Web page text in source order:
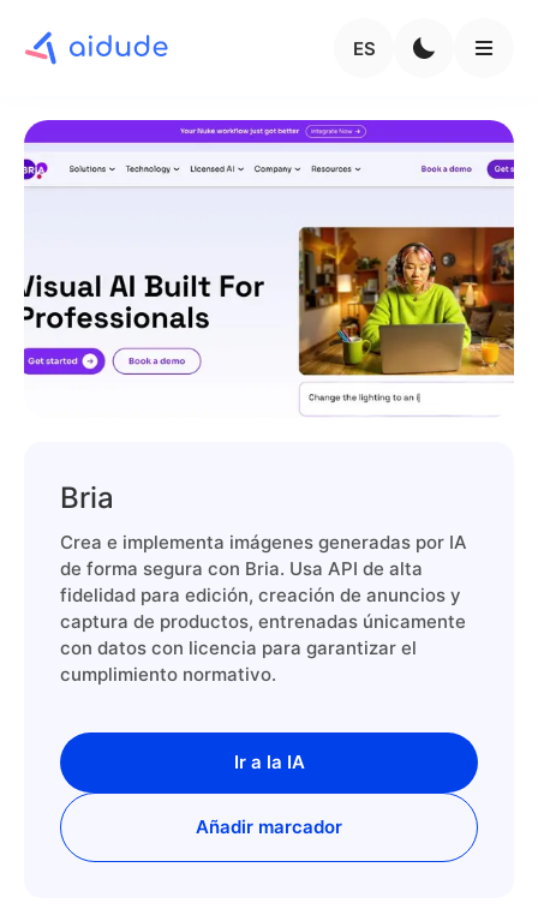
ES
Bria
Crea e implementa imágenes generadas por IA
de forma segura con Bria. Usa API de alta
fidelidad para edición, creación de anuncios y
captura de productos, entrenadas únicamente
con datos con licencia para garantizar el
cumplimiento normativo.
Ir a la IA
Añadir marcador